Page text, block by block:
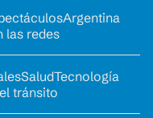
Argentina
las redes
SaludTecnología
tránsito